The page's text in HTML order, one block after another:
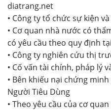
diatrang.net
• Công ty tổ chức sự kiện
• Cơ quan nhà nước có
có yêu cầu theo quy định
• Công ty nghiên cứu thị
• Cố vấn tài chính, pháp lý
• Bên khiếu nại chứng
Người Tiêu Dùng
• Theo yêu cầu của cơ